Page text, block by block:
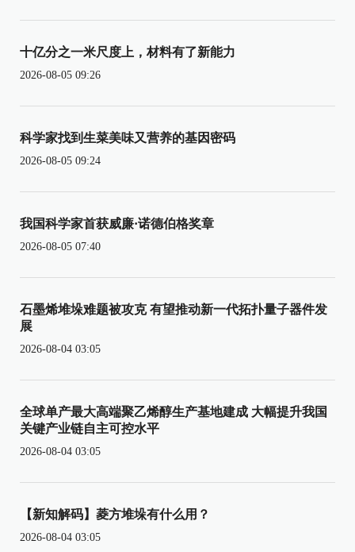
十亿分之一米尺度上，材料有了新能力
2026-08-05 09:26
科学家找到生菜美味又营养的基因密码
2026-08-05 09:24
我国科学家首获威廉·诺德伯格奖章
2026-08-05 07:40
石墨烯堆垛难题被攻克 有望推动新一代拓扑量子器件发
展
2026-08-04 03:05
全球单产最大高端聚乙烯醇生产基地建成 大幅提升我国
关键产业链自主可控水平
2026-08-04 03:05
【新知解码】菱方堆垛有什么用？
2026-08-04 03:05